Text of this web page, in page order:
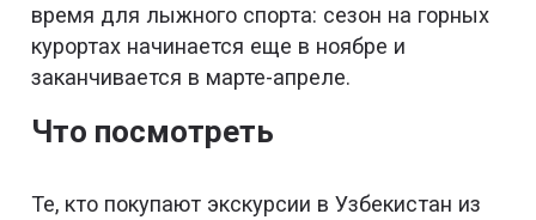
время для лыжного спорта: сезон на горных
курортах начинается еще в ноябре и
заканчивается в марте-апреле.
Что посмотреть
Те, кто покупают экскурсии в Узбекистан из